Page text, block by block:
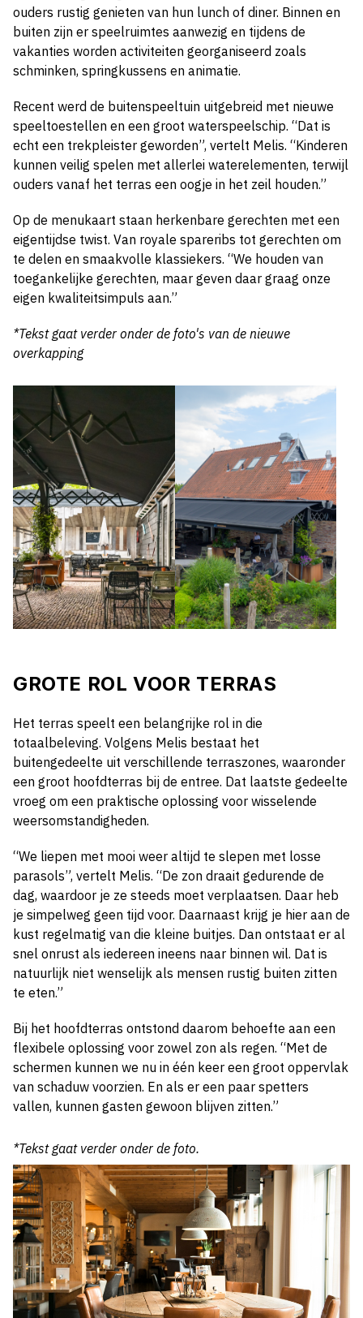
ouders rustig genieten van hun lunch of diner. Binnen en
buiten zijn er speelruimtes aanwezig en tijdens de
vakanties worden activiteiten georganiseerd zoals
schminken, springkussens en animatie.
Recent werd de buitenspeeltuin uitgebreid met nieuwe
speeltoestellen en een groot waterspeelschip. “Dat is
echt een trekpleister geworden”, vertelt Melis. “Kinderen
kunnen veilig spelen met allerlei waterelementen, terwijl
ouders vanaf het terras een oogje in het zeil houden.”
Op de menukaart staan herkenbare gerechten met een
eigentijdse twist. Van royale spareribs tot gerechten om
te delen en smaakvolle klassiekers. “We houden van
toegankelijke gerechten, maar geven daar graag onze
eigen kwaliteitsimpuls aan.”
*Tekst gaat verder onder de foto's van de nieuwe
overkapping
GROTE ROL VOOR TERRAS
Het terras speelt een belangrijke rol in die
totaalbeleving. Volgens Melis bestaat het
buitengedeelte uit verschillende terraszones, waaronder
een groot hoofdterras bij de entree. Dat laatste gedeelte
vroeg om een praktische oplossing voor wisselende
weersomstandigheden.
“We liepen met mooi weer altijd te slepen met losse
parasols”, vertelt Melis. “De zon draait gedurende de
dag, waardoor je ze steeds moet verplaatsen. Daar heb
je simpelweg geen tijd voor. Daarnaast krijg je hier aan de
kust regelmatig van die kleine buitjes. Dan ontstaat er al
snel onrust als iedereen ineens naar binnen wil. Dat is
natuurlijk niet wenselijk als mensen rustig buiten zitten
te eten.”
Bij het hoofdterras ontstond daarom behoefte aan een
flexibele oplossing voor zowel zon als regen. “Met de
schermen kunnen we nu in één keer een groot oppervlak
van schaduw voorzien. En als er een paar spetters
vallen, kunnen gasten gewoon blijven zitten.”
*Tekst gaat verder onder de foto.